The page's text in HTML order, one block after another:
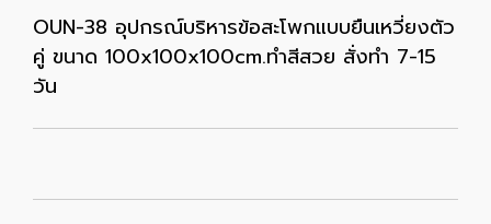
OUN-38 อุปกรณ์บริหารข้อสะโพกแบบยืนเหวี่ยงตัว
คู่ ขนาด 100x100x100cm.ทำสีสวย สั่งทำ 7-15
วัน